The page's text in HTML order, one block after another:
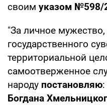
своим указом №598/
"За личное
государственного
территориальной
самоотверженное
народу постановляю:
Богдана